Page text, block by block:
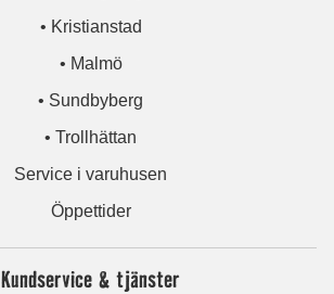
• Kristianstad
• Malmö
• Sundbyberg
• Trollhättan
Service i varuhusen
Öppettider
Kundservice & tjänster